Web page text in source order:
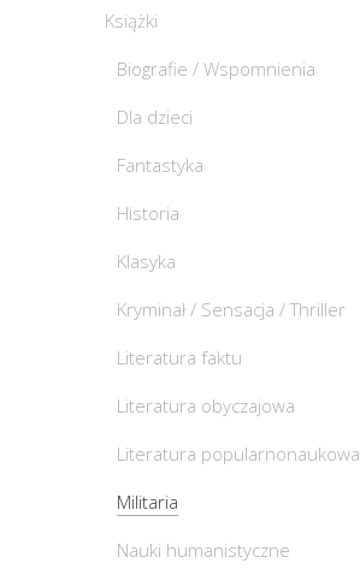
Książki
Biografie / Wspomnienia
Dla dzieci
Fantastyka
Historia
Klasyka
Kryminał / Sensacja / Thriller
Literatura faktu
Literatura obyczajowa
Literatura popularnonaukowa
Militaria
Nauki humanistyczne